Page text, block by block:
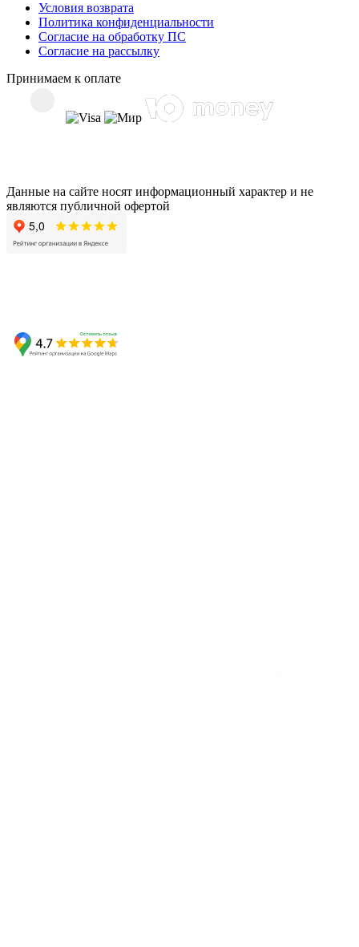
Условия возврата
Политика конфиденциальности
Согласие на обработку ПС
Согласие на рассылку
Принимаем к оплате
Данные на сайте носят информационный характер и не
являются публичной офертой